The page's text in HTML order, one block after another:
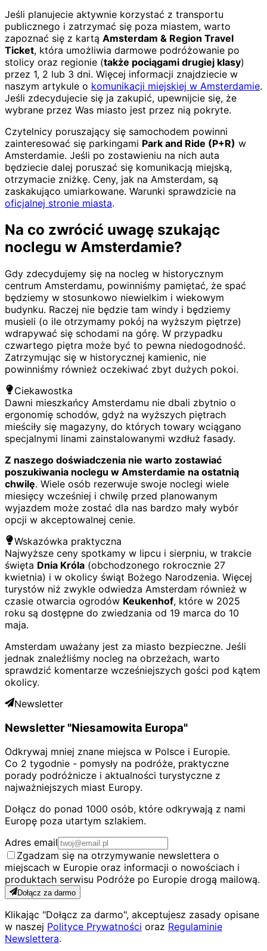
Jeśli planujecie aktywnie korzystać z transportu
publicznego i zatrzymać się poza miastem, warto
zapoznać się z kartą Amsterdam & Region Travel
Ticket, która umożliwia darmowe podróżowanie po
stolicy oraz regionie (także pociągami drugiej klasy)
przez 1, 2 lub 3 dni. Więcej informacji znajdziecie w
naszym artykule o komunikacji miejskiej w Amsterdamie.
Jeśli zdecydujecie się ja zakupić, upewnijcie się, że
wybrane przez Was miasto jest przez nią pokryte.
Czytelnicy poruszający się samochodem powinni
zainteresować się parkingami Park and Ride (P+R) w
Amsterdamie. Jeśli po zostawieniu na nich auta
będziecie dalej poruszać się komunikacją miejską,
otrzymacie zniżkę. Ceny, jak na Amsterdam, są
zaskakująco umiarkowane. Warunki sprawdzicie na
oficjalnej stronie miasta.
Na co zwrócić uwagę szukając
noclegu w Amsterdamie?
Gdy zdecydujemy się na nocleg w historycznym
centrum Amsterdamu, powinniśmy pamiętać, że spać
będziemy w stosunkowo niewielkim i wiekowym
budynku. Raczej nie będzie tam windy i będziemy
musieli (o ile otrzymamy pokój na wyższym piętrze)
wdrapywać się schodami na górę. W przypadku
czwartego piętra może być to pewna niedogodność.
Zatrzymując się w historycznej kamienic, nie
powinniśmy również oczekiwać zbyt dużych pokoi.
Ciekawostka
Dawni mieszkańcy Amsterdamu nie dbali zbytnio o
ergonomię schodów, gdyż na wyższych piętrach
mieściły się magazyny, do których towary wciągano
specjalnymi linami zainstalowanymi wzdłuż fasady.
Z naszego doświadczenia nie warto zostawiać
poszukiwania noclegu w Amsterdamie na ostatnią
chwilę. Wiele osób rezerwuje swoje noclegi wiele
miesięcy wcześniej i chwilę przed planowanym
wyjazdem może zostać dla nas bardzo mały wybór
opcji w akceptowalnej cenie.
Wskazówka praktyczna
Najwyższe ceny spotkamy w lipcu i sierpniu, w trakcie
święta Dnia Króla (obchodzonego rokrocznie 27
kwietnia) i w okolicy świąt Bożego Narodzenia. Więcej
turystów niż zwykle odwiedza Amsterdam również w
czasie otwarcia ogrodów Keukenhof, które w 2025
roku są dostępne do zwiedzania od 19 marca do 10
maja.
Amsterdam uważany jest za miasto bezpieczne. Jeśli
jednak znaleźliśmy nocleg na obrzeżach, warto
sprawdzić komentarze wcześniejszych gości pod kątem
okolicy.
Newsletter
Newsletter "Niesamowita Europa"
Odkrywaj mniej znane miejsca w Polsce i Europie.
Co 2 tygodnie - pomysły na podróże, praktyczne
porady podróżnicze i aktualności turystyczne z
najważniejszych miast Europy.
Dołącz do ponad 1000 osób, które odkrywają z nami
Europę poza utartym szlakiem.
Adres email
Zgadzam się na otrzymywanie newslettera o
miejscach w Europie oraz informacji o nowościach i
produktach serwisu Podróże po Europie drogą mailową.
Dołącz za darmo
Klikając "Dołącz za darmo", akceptujesz zasady opisane
w naszej Polityce Prywatności oraz Regulaminie
Newslettera.